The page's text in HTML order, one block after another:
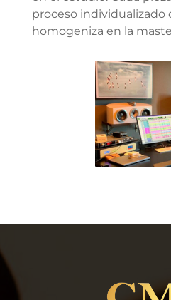
proceso individualizado
homogeniza en la